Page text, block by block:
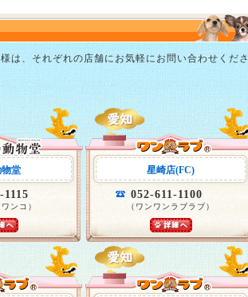
は、それぞれの店舗にお気軽にお問い合わせくださ
堂
1115
ンコ）
星崎店(FC)
052-611-1100
（ワンワンラブラブ）